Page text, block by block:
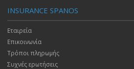
INSURANCE SPANOS
Εταιρεία
Επικοινωνία
Τρόποι πληρωμής
Συχνές ερωτήσεις